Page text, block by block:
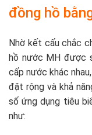
đồng hồ
Nhờ kết cấu chắc
hồ nước MH được
cấp nước khác
đặt rộng và khả
số ứng dụng tiêu
như: